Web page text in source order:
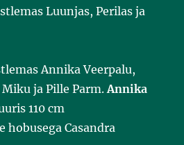
Luunjas, Perilas ja
Annika Veerpalu,
ja Pille Parm.Annika
110 cm
Casandra